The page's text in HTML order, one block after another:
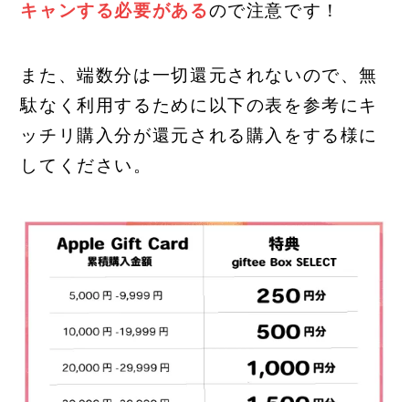
キャンする必要があるので注意です！
また、端数分は一切還元されないので、無
駄なく利用するために以下の表を参考にキ
ッチリ購入分が還元される購入をする様に
してください。